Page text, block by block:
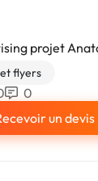
projet
flyers
0
un devis